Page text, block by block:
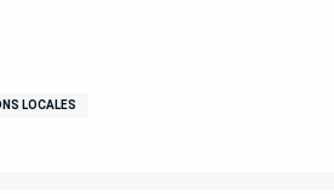
LOCALES